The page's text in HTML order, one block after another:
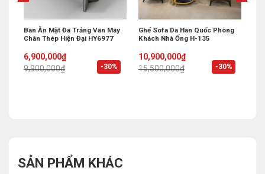
-30%
Bàn Ăn Mặt Đá Trắng Vân Mây
Chân Thép Hiện Đại HY6977
9,900,000₫
Original
price
was:
6,900,000₫
Current
price
is:
-30%
Ghế Sofa Da Hàn Quốc Phòng
Khách Nhà Ống H-135
15,500,000₫
Original
price
was:
10,900,000₫
Current
price
is:
SẢN PHẨM KHÁC